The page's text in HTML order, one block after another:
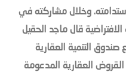
وخلال مشاركته في
قال ماجد الحقيل
صندوق التنمية العقارية
القروض العقارية المدعومة